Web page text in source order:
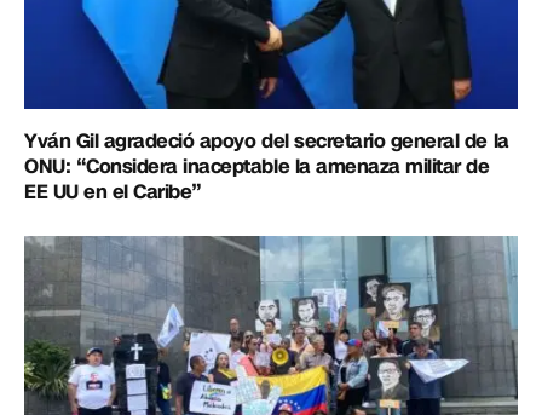
Yván Gil agradeció apoyo del secretario general de la
ONU: “Considera inaceptable la amenaza militar de
EE UU en el Caribe”